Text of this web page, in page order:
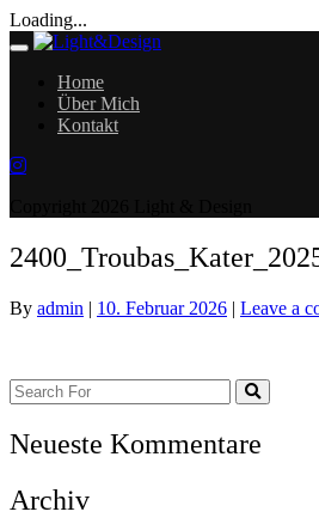
Loading...
Toggle
navigationHome
Über Mich
Kontakt
By admin | 10. Februar 2026 | Leave a
Neueste Kommentare
Archiv